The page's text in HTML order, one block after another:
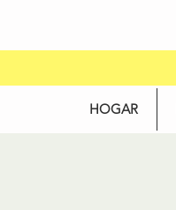
HOGAR